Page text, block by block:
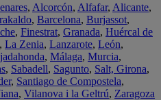
, Alcorcón, Alfafar, Alicante,
, Barcelona, Burjassot,
, Finestrat, Granada, Huércal de
, La Zenia, Lanzarote, León,
, Málaga, Murcia,
, Sabadell, Sagunto, Salt, Girona,
, Santiago de Compostela,
, Vilanova i la Geltrú, Zaragoza